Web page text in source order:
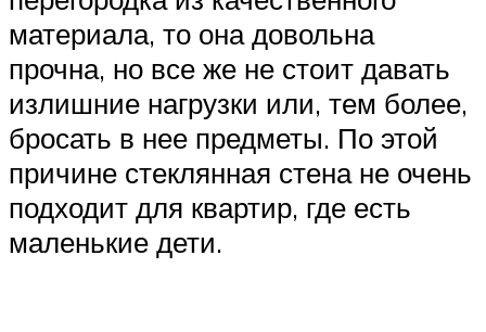
материала, то она довольна
прочна, но все же не стоит давать
излишние нагрузки или, тем более,
бросать в нее предметы. По этой
причине стеклянная стена не очень
подходит для квартир, где есть
маленькие дети.